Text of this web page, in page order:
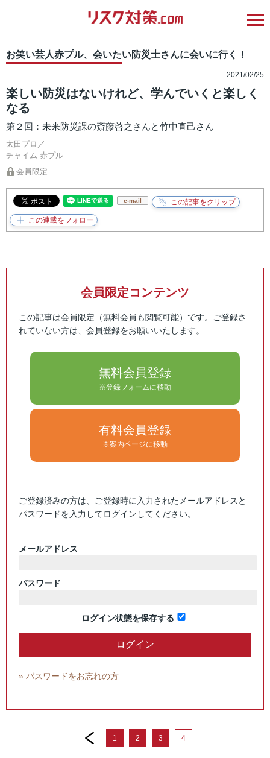
お笑い芸人赤プル、会いたい防災士さんに会いに行く！
2021/02/25
楽しい防災はないけれど、学んでいくと楽しく
なる
第２回：未来防災課の斎藤啓之さんと竹中直己さん
太田プロ／
チャイム 赤プル
会員限定
e-mail
会員限定コンテンツ
この記事は会員限定（無料会員も閲覧可能）です。ご登録さ
れていない方は、会員登録をお願いいたします。
無料会員登録
※登録フォームに移動
有料会員登録
※案内ページに移動
ご登録済みの方は、ご登録時に入力されたメールアドレスと
パスワードを入力してログインしてください。
メールアドレス
パスワード
ログイン状態を保存する
» パスワードをお忘れの方
prev
1 2 3 4